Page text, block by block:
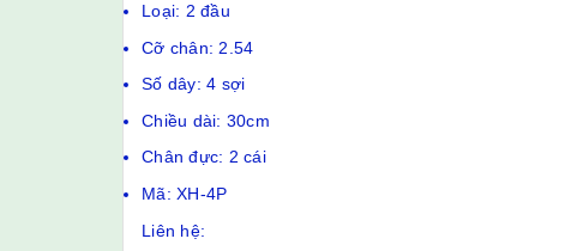
Loại: 2 đầu
Cỡ chân: 2.54
Số dây: 4 sợi
Chiều dài: 30cm
Chân đực: 2 cái
Mã: XH-4P
Liên hệ: